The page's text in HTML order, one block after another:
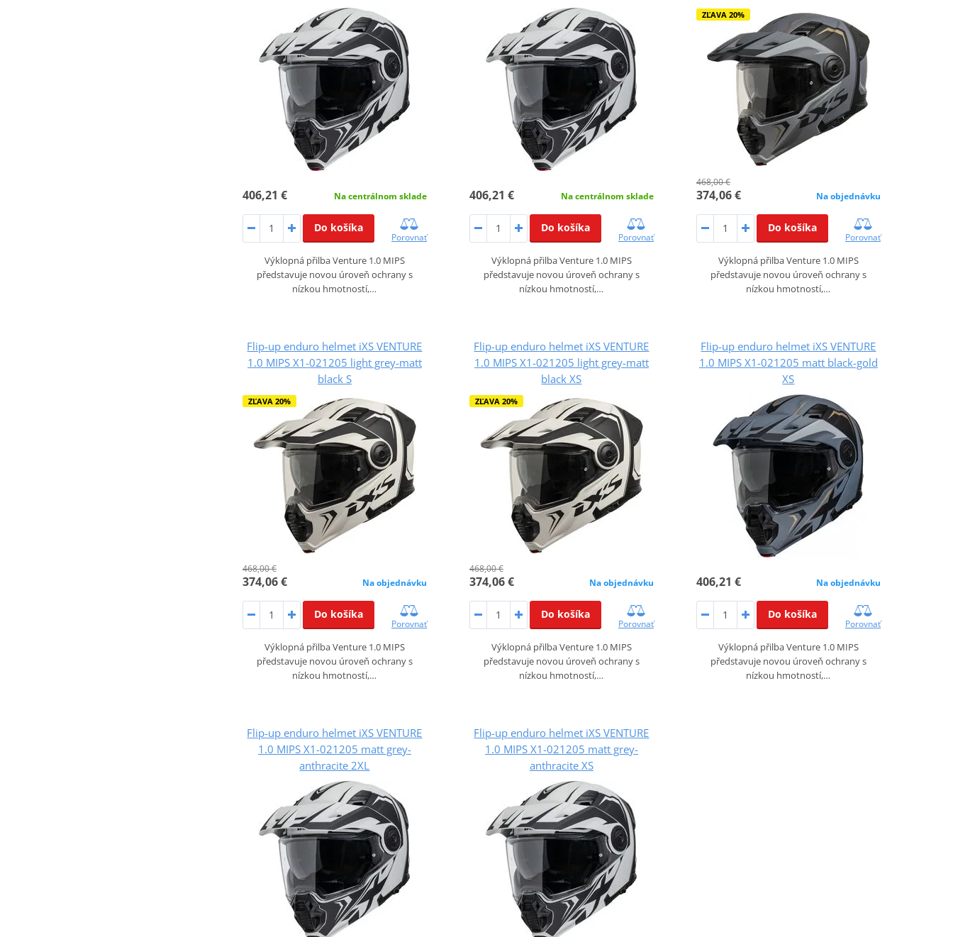
406,21 € Na centrálnom sklade
Do košíka
Porovnať
Výklopná přilba Venture 1.0 MIPS
představuje novou úroveň ochrany s
nízkou hmotností,…
406,21 € Na centrálnom sklade
Do košíka
Porovnať
Výklopná přilba Venture 1.0 MIPS
představuje novou úroveň ochrany s
nízkou hmotností,…
ZĽAVA 20%
468,00 €
374,06 € Na objednávku
Do košíka
Porovnať
Výklopná přilba Venture 1.0 MIPS
představuje novou úroveň ochrany s
nízkou hmotností,…
Flip-up enduro helmet iXS VENTURE
1.0 MIPS X1-021205 light grey-matt
black S
ZĽAVA 20%
468,00 €
374,06 € Na objednávku
Do košíka
Porovnať
Výklopná přilba Venture 1.0 MIPS
představuje novou úroveň ochrany s
nízkou hmotností,…
Flip-up enduro helmet iXS VENTURE
1.0 MIPS X1-021205 light grey-matt
black XS
ZĽAVA 20%
468,00 €
374,06 € Na objednávku
Do košíka
Porovnať
Výklopná přilba Venture 1.0 MIPS
představuje novou úroveň ochrany s
nízkou hmotností,…
Flip-up enduro helmet iXS VENTURE
1.0 MIPS X1-021205 matt black-gold
XS
406,21 € Na objednávku
Do košíka
Porovnať
Výklopná přilba Venture 1.0 MIPS
představuje novou úroveň ochrany s
nízkou hmotností,…
Flip-up enduro helmet iXS VENTURE
1.0 MIPS X1-021205 matt grey-
anthracite 2XL
Flip-up enduro helmet iXS VENTURE
1.0 MIPS X1-021205 matt grey-
anthracite XS